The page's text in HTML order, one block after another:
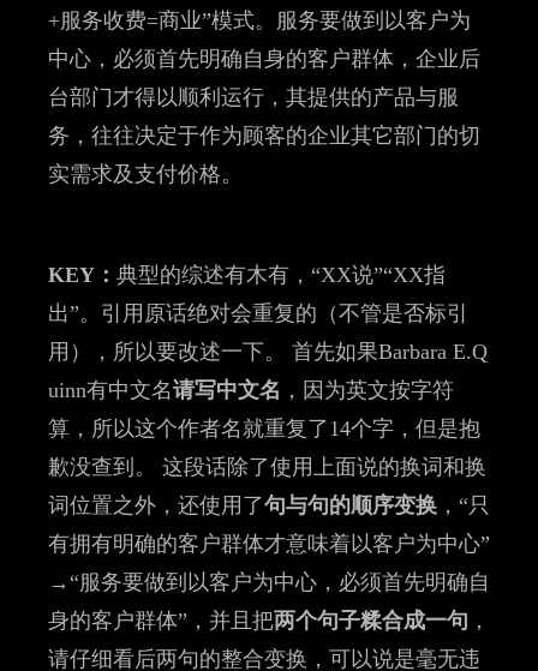
+服务收费=商业”模式。服务要做到以客户为
中心，必须首先明确自身的客户群体，企业后
台部门才得以顺利运行，其提供的产品与服
务，往往决定于作为顾客的企业其它部门的切
实需求及支付价格。
KEY： 典型的综述有木有，“XX说”“XX指
出”。引用原话绝对会重复的（不管是否标引
用），所以要改述一下。 首先如果Barbara E.Q
uinn有中文名请写中文名 ，因为英文按字符
算，所以这个作者名就重复了14个字，但是抱
歉没查到。 这段话除了使用上面说的换词和换
词位置之外，还使用了句与句的顺序变换 ，“只
有拥有明确的客户群体才意味着以客户为中心”
→“服务要做到以客户为中心，必须首先明确自
身的客户群体”，并且把两个句子糅合成一句 ，
请仔细看后两句的整合变换，可以说是毫无违